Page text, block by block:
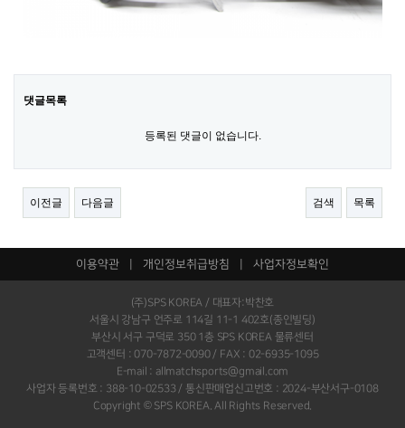
댓글목록
등록된 댓글이 없습니다.
이전글 다음글 검색 목록
이용약관 개인정보취급방침 사업자정보확인
(주)SPS KOREA / 대표자:박찬호
서울시 강남구 언주로 114길 11-1 402호(종인빌딩)
부산시 서구 구덕로 350 1층 SPS KOREA 물류센터
고객센터 : 070-7872-0090 / FAX : 02-6935-1095
E-mail : allmatchsports@gmail.com
사업자 등록번호 : 388-10-02533 / 통신판매업신고번호 : 2024-부산서구-0108
Copyright © SPS KOREA. All Rights Reserved.